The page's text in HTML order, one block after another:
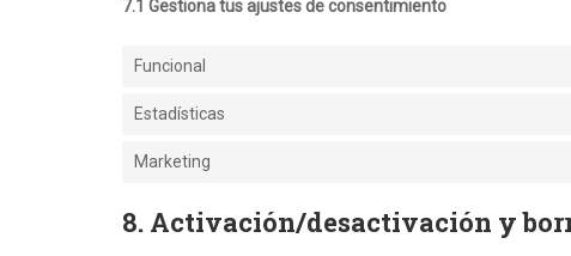
7.1 Gestiona tus ajustes de consentimiento
Funcional
Estadísticas
Marketing
8. Activación/desactivación y